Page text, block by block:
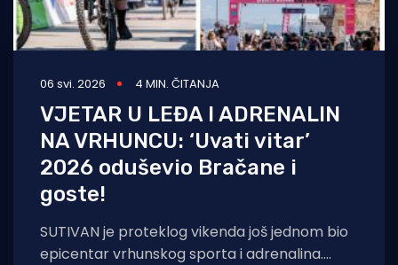
06 svi. 2026 4 MIN. ČITANJA
VJETAR U LEĐA I ADRENALIN
NA VRHUNCU: ‘Uvati vitar’
2026 oduševio Bračane i
goste!
SUTIVAN je proteklog vikenda još jednom bio
epicentar vrhunskog sporta i adrenalina.